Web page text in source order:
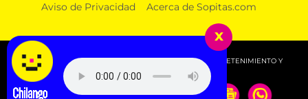
Estados Unidos retoma parcialmente la compra de
Aviso de Privacidad Acerca de Sopitas.com
© 2026 SOPITAS.COM - MÚSICA, NOTICIAS, DEPORTES, ENTRETENIMIENTO Y
MÁS!.
x